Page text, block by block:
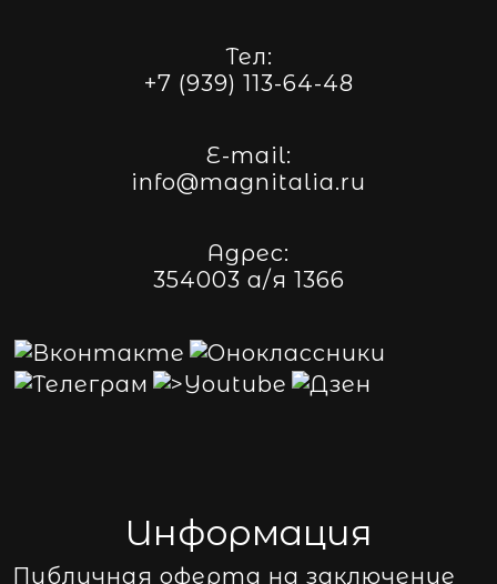
Тел:
+7 (939) 113-64-48
E-mail:
info@magnitalia.ru
Адрес:
354003 а/я 1366
Информация
Публичная оферта на заключение